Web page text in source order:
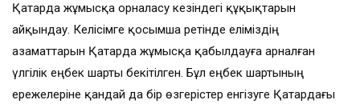
Қатарда жұмысқа орналасу кезіндегі құқықтарын
айқындау. Келісімге қосымша ретінде еліміздің
азаматтарын Қатарда жұмысқа қабыл­дауға арналған
үлгілік еңбек шарты бекітілген. Бұл еңбек шартының
ережелеріне қан­дай да бір өзгерістер енгізуге Қатар­дағы